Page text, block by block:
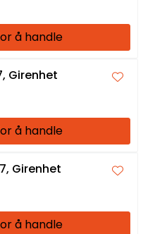
å handle
Girenhet
å handle
Girenhet
å handle